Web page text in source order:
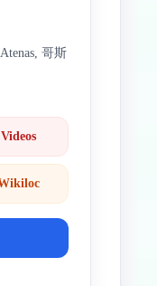
哥斯
Videos